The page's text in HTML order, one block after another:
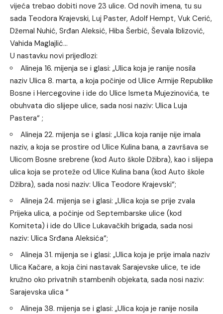
vijeća trebao dobiti nove 23 ulice. Od novih imena, tu su
sada Teodora Krajevski, Luj Paster, Adolf Hempt, Vuk Cerić,
Džemal Nuhić, Srđan Aleksić, Hiba Šerbić, Ševala Iblizović,
Vahida Maglajlić…
U nastavku novi prijedlozi:
Alineja 16. mijenja se i glasi: „Ulica koja je ranije nosila
naziv Ulica 8. marta, a koja počinje od Ulice Armije Republike
Bosne i Hercegovine i ide do Ulice Ismeta Mujezinovića, te
obuhvata dio slijepe ulice, sada nosi naziv: Ulica Luja
Pastera“ ;
Alineja 22. mijenja se i glasi: „Ulica koja ranije nije imala
naziv, a koja se prostire od Ulice Kulina bana, a završava se
Ulicom Bosne srebrene (kod Auto škole Džibra), kao i slijepa
ulica koja se proteže od Ulice Kulina bana (kod Auto škole
Džibra), sada nosi naziv: Ulica Teodore Krajevski“;
Alineja 24. mijenja se i glasi: „Ulica koja se prije zvala
Prijeka ulica, a počinje od Septembarske ulice (kod
Komiteta) i ide do Ulice Lukavačkih brigada, sada nosi
naziv: Ulica Srđana Aleksića“;
Alineja 31. mijenja se i glasi: „Ulica koja je prije imala naziv
Ulica Kačare, a koja čini nastavak Sarajevske ulice, te ide
kružno oko privatnih stambenih objekata, sada nosi naziv:
Sarajevska ulica “
Alineja 38. mijenja se i glasi: „Ulica koja je ranije nosila